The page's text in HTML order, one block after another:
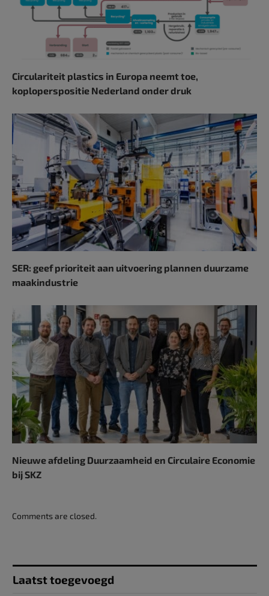
Circulariteit plastics in Europa neemt toe,
koploperspositie Nederland onder druk
SER: geef prioriteit aan uitvoering plannen duurzame
maakindustrie
Nieuwe afdeling Duurzaamheid en Circulaire Economie
bij SKZ
Comments are closed.
Laatst toegevoegd